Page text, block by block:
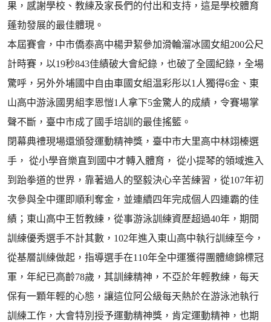
果，感謝學校、教練及家長們的付出和支持，這是學校體育
蓬勃發展的最佳體現。
本屆賽會，中市僑泰高中楊尹絜參加滑輪溜冰國女組200公尺
計時賽，以19秒843佳績破大會紀錄，也破了全國紀錄，全場
驚呼，另外外埔國中自由車國女組温彩彤以1人獨得6金、東
山高中游泳國男組李恩愷1人拿下5金驚人的成績，令賽場掌
聲不斷，臺中市成了國手培訓的最佳搖籃。
閉幕典禮現場還頒發運動精神獎，臺中市大里高中林翊榛選
手， 從小學音樂直到國中才轉入體育， 從小提琴的領域進入
到跆拳道的世界，靠著過人的堅毅決心辛苦練習，從107年初
次參與全中運即順利奪金，並連續四年完成個人四連霸的佳
績；東山高中王哲教練，從事游泳訓練資歷超過40年，期間
訓練優秀選手不計其數，102年進入東山高中執行訓練至今，
從基層訓練做起，指導選手在110年全中運獲得團體總錦標冠
軍，年紀已高齡78歲，其訓練精神，不亞於年輕教練，每天
保有一顆年輕的心態，讓這位阿公級每天熱於在游泳池執行
訓練工作，大會特別授予運動精神獎，肯定運動精神，也期